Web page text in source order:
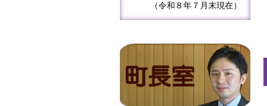
（令和８年７月末現在）